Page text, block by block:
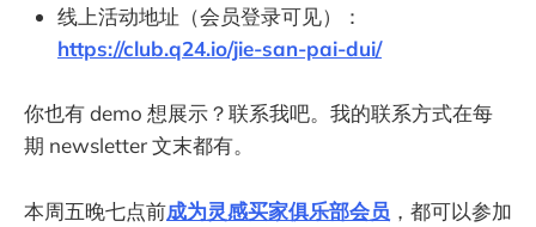
线上活动地址（会员登录可见）：
https://club.q24.io/jie-san-pai-dui/
你也有 demo 想展示？联系我吧。我的联系方式在每
期 newsletter 文末都有。
本周五晚七点前成为灵感买家俱乐部会员 ，都可以参加